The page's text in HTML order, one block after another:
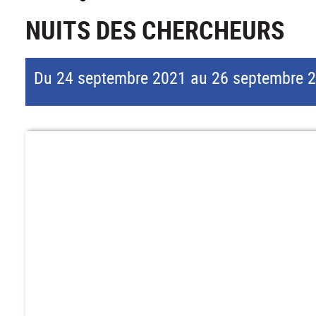
NUITS DES CHERCHEURS
Du 24 septembre 2021 au 26 septembre